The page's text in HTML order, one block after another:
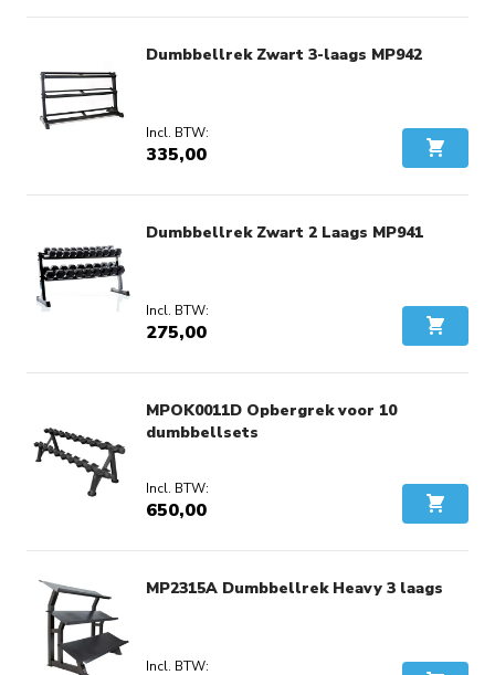
Dumbbellrek Zwart 3-laags MP942
335,00 In
Dumbbellrek Zwart 2 Laags MP941
275,00 In
MPOK0011D Opbergrek voor 10
dumbbellsets
650,00 In
MP2315A Dumbbellrek Heavy 3 laags